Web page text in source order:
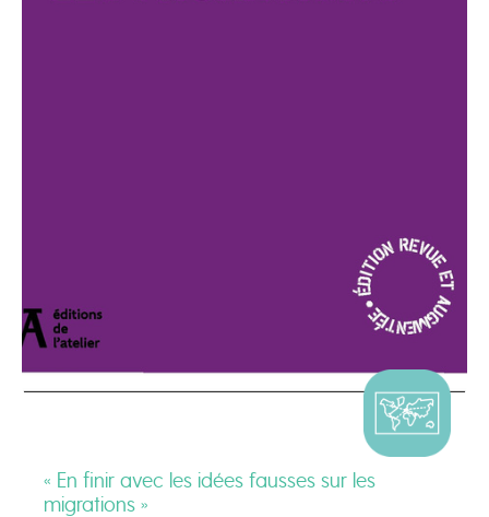
« En finir avec les idées fausses sur les
migrations »